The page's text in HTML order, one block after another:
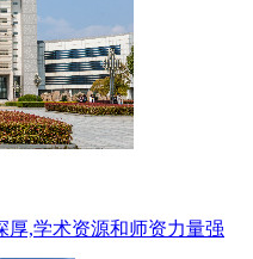
厚,学术资源和师资力量强